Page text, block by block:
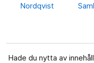
Nordqvist
Hade du nytta av